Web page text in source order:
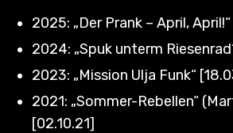
2025: „Der Prank – April,
2024: „Spuk unterm
2023: „Mission Ulja Funk“
2021: „Sommer-Rebellen“
[02.10.21]